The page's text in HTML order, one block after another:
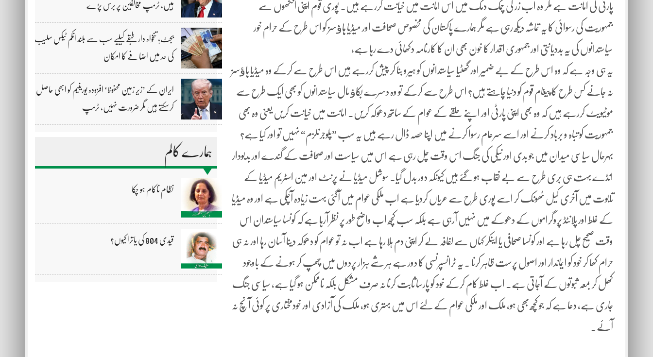
ہیں، ٹرمپ مخالفین پر برس پڑے
بجٹ؛ تنخواہ دار طبقے کیلیے سب سے بلند انکم ٹیکس سلیب
کی حد میں اضافے کا امکان
ایران کے ’زیر زمین محفوظ‘ افزودہ یورینیم کو ابھی حاصل
کرسکتے ہیں مگر ضرورت نہیں، ٹرمپ
ہمارے کالم
نظام ناکام ہو چکا
قیدی 804 کی یاترا کیوں؟
پارٹی کی امانت ہے مگر وہ اب زر کی چمک دمک میں اس امانت میں خیانت کررہے ہیں۔ پوری قوم اپنی آنکھوں سے
جمہوریت کی رسوائی کا یہ تماشہ دیکھ رہی ہے مگر ہمارے پاکستان کی مخصوص صحافت اور میڈیا ہاﺅسز کو اس طرح کے حرام خور
سیاستدانوں کی یہ بددیانتی اور جمہوری اقدار کا خون بھی ان کا کارنامہ دکھائی دے رہا ہے،
یہ ہی وجہ ہے کہ وہ اس طرح کے بے ضمیر اور گھٹیا سیاستدانوں کو ہیرو بنا کر پیش کررہے ہیں اس طرح سے کرکے وہ میڈیا ہاﺅسز
نہ جانے کس طرح کا پیغام قوم کو دنیا چاہتے ہیں؟ اس طرح سے کرکے تو وہ دسرے بکاﺅ مال سیاستدانوں کو بھی ایک طرح سے
موٹیویٹ کررہے ہیں کہ وہ بھی اپنی پارٹی اور اپنے حلقے کے عوام کے ساتھ دھوکہ کریں۔ امانت میں خیانت کریں یعنی وہ بھی
جمہوریت کو تباہ و برباد کرنے اور اسے سرعام رسوا کرنے میں اپنا حصہ ڈال رہے ہیں یہ سب ”پلوجرنلزم“ نہیں تو اور کیا ہے؟
بہرحال سیاسی میدان میں جو بدی اور نیکی کی جنگ اس وقت چل رہی ہے اس میں سیاست اور صحافت کے گندے اور بدبودار
انڈے بہت ہی بری طرح سے بے نقاب ہو گئے ہیں کیونکہ دور بدل گیا۔ سوشل میڈیا نے پرنٹ اور مین اسٹریم میڈیا کے
تابوت میں آخری کیل ٹھونک کر اسے پوری طرح سے عریاں کردیا ہے اب ملکی عوام میں آگئی بہت زیادہ آچکی ہے اور وہ میڈیا
کے غلط اور پلانٹڈ پروگراموں کے دھوکے میں نہیں آرہی ہے بلکہ سب کچھ اب واضح طور پر نظر آرہا ہے کہ کونسا سیاستدان اس
وقت صحیح چل رہا ہے اور کونسا صحافی یا اینکر کہاں سے لفافہ لے کر اپنی دم ہلا رہا ہے اب نہ تو عوام کو دھوکہ دینا آسان رہا اور نہ ہی
حرام کھا کر خود کو ایماندار اور اصول پرست ظاہر کرنا ۔ یہ ٹرانسپرنسی کا دور ہے ہر شے ہزار پردوں میں چھپ کر ہونے کے باوجود
کھل کر بمعہ ثبوتوں کے آجاتی ہے۔ اب غلط کام کرکے خود کو پارسا ثابت کرنا نہ صرف مشکل بلکہ ناممکن ہو گیا ہے، سیاسی جنگ
جاری ہے، دعا ہے کہ جو کچھ بھی ہو، ملک اور ملکی عوام کے لئے اس میں بہتری ہو، ملک کی آزادی اور خودمختاری پر کوئی آنچ نہ
آئے۔